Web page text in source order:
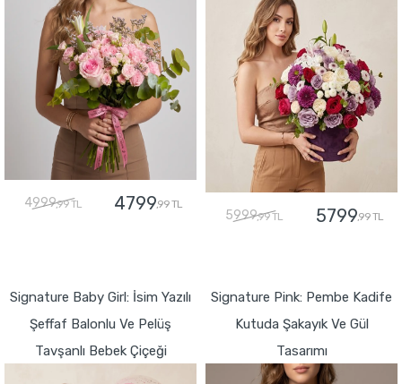
4999,99 TL 4799,99 TL
5999,99 TL 5799,99 TL
Signature Baby Girl: İsim Yazılı
Şeffaf Balonlu Ve Pelüş
Tavşanlı Bebek Çiçeği
Signature Pink: Pembe Kadife
Kutuda Şakayık Ve Gül
Tasarımı